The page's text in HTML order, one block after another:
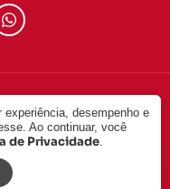
0001-17. Todos
desempenho e
Ao continuar, você
de Privacidade.